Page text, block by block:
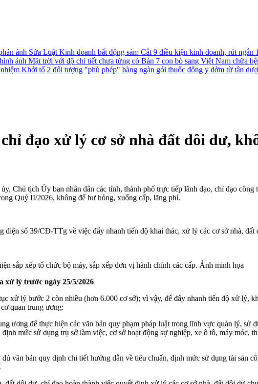
ánh Sửa Luật Kinh doanh bất động sản: Cắt 9 điều kiện kinh doanh, rút ngắn
ảnh Mặt trời với độ chi tiết chưa từng có Bán 7 con bò sang Việt Nam chữa
Khởi tố 2 đối tượng "phù phép" hàng ngàn gói thuốc đông y dởm từ tân
đạo xử lý cơ sở nhà đất dôi dư,
tịch Ủy ban nhân dân các tỉnh, thành phố trực tiếp lãnh đạo, chỉ đạo công
Quý II/2026, không để hư hỏng, xuống cấp, lãng phí.
số 39/CĐ-TTg về việc đẩy nhanh tiến độ khai thác, xử lý các cơ sở nhà, đất
sắp xếp tổ chức bộ máy, sắp xếp đơn vị hành chính các cấp. Ảnh minh họa
xử lý trước ngày 25/5/2026
xử lý bước 2 còn nhiều (hơn 6.000 cơ sở); vì vậy, để đẩy nhanh tiến độ xử lý,
quan trung ương:
ương để thực hiện các văn bản quy phạm pháp luật trong lĩnh vực quản lý, sử
mức sử dụng trụ sở làm việc, cơ sở hoạt động sự nghiệp, xe ô tô, máy móc,
văn bản quy định chi tiết hướng dẫn về tiêu chuẩn, định mức sử dụng tài sản